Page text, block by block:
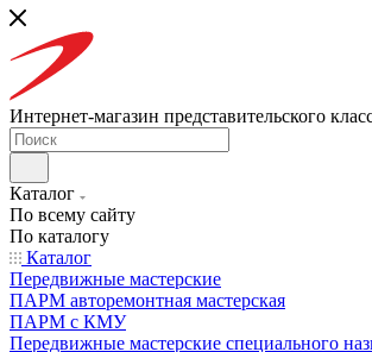
Интернет-магазин представительского
Каталог
По всему сайту
По каталогу
Каталог
Передвижные мастерские
ПАРМ авторемонтная мастерская
ПАРМ с КМУ
Передвижные мастерские специального